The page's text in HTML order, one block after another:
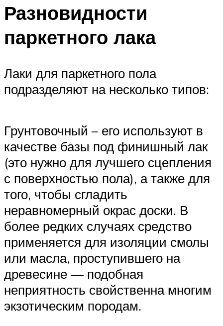
Разновидности
паркетного лака
Лаки для паркетного пола
подразделяют на несколько типов:
Грунтовочный – его используют в
качестве базы под финишный лак
(это нужно для лучшего сцепления
с поверхностью пола), а также для
того, чтобы сгладить
неравномерный окрас доски. В
более редких случаях средство
применяется для изоляции смолы
или масла, проступившего на
древесине — подобная
неприятность свойственна многим
экзотическим породам.